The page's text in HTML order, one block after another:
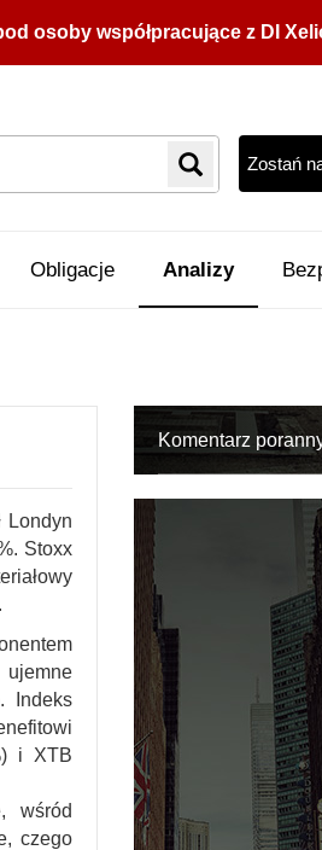
osoby współpracujące z DI
Zostań
Obligacje Analizy
Londyn
Stoxx
Indeks
i XTB
wśród
czego
Komentarz